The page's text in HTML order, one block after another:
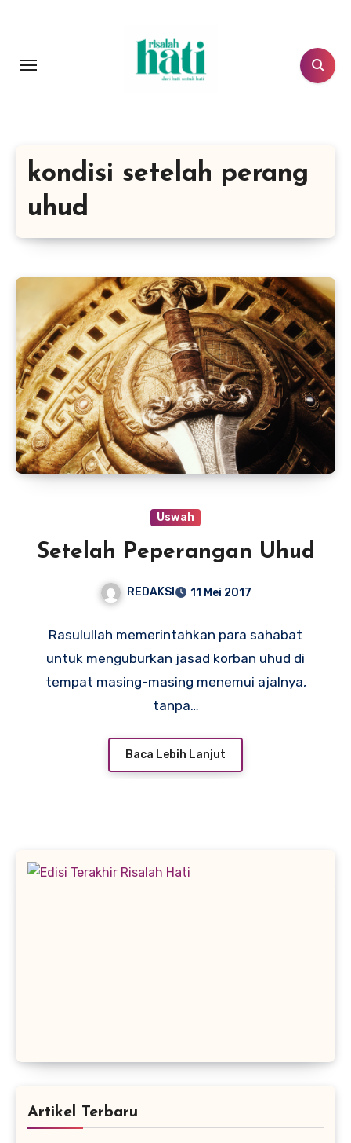
kondisi setelah perang
uhud
Uswah
Setelah Peperangan Uhud
REDAKSI 11 Mei 2017
Rasulullah memerintahkan para sahabat
untuk menguburkan jasad korban uhud di
tempat masing-masing menemui ajalnya,
tanpa…
Baca Lebih Lanjut
Artikel Terbaru